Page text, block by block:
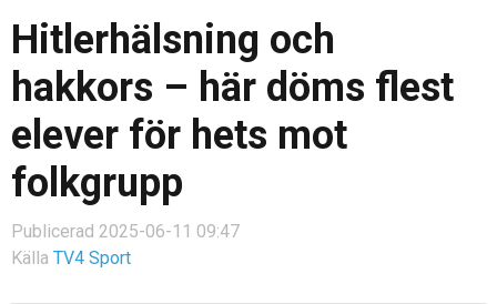
Hitlerhälsning och
hakkors – här döms flest
elever för hets mot
folkgrupp
Publicerad 2025-06-11 09:47
Källa TV4 Sport